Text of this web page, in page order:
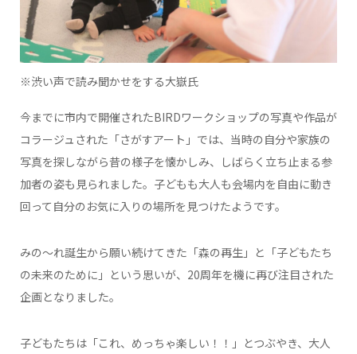
※渋い声で読み聞かせをする大嶽氏
今までに市内で開催されたBIRDワークショップの写真や作品が
コラージュされた「さがすアート」では、当時の自分や家族の
写真を探しながら昔の様子を懐かしみ、しばらく立ち止まる参
加者の姿も見られました。子どもも大人も会場内を自由に動き
回って自分のお気に入りの場所を見つけたようです。
みの～れ誕生から願い続けてきた「森の再生」と「子どもたち
の未来のために」という思いが、20周年を機に再び注目された
企画となりました。
子どもたちは「これ、めっちゃ楽しい！！」とつぶやき、大人